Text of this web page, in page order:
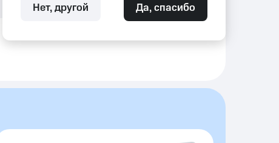
Нет, другой Да, спасибо